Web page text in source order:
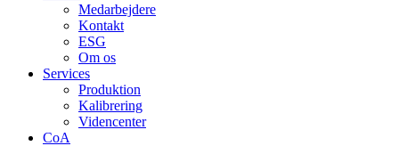
Medarbejdere
Kontakt
ESG
Om os
Services
Produktion
Kalibrering
Videncenter
CoA